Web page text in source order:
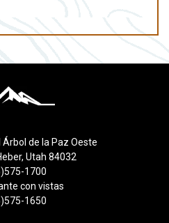
de la Paz Oeste
Utah 84032
1700
con vistas
1650